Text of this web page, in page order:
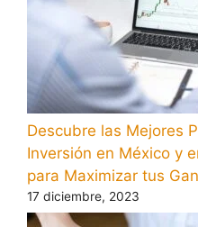
Descubre las Mejores
Inversión en México y
para Maximizar tus
17 diciembre, 2023